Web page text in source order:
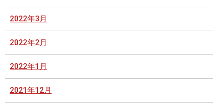
2022年3月
2022年2月
2022年1月
2021年12月